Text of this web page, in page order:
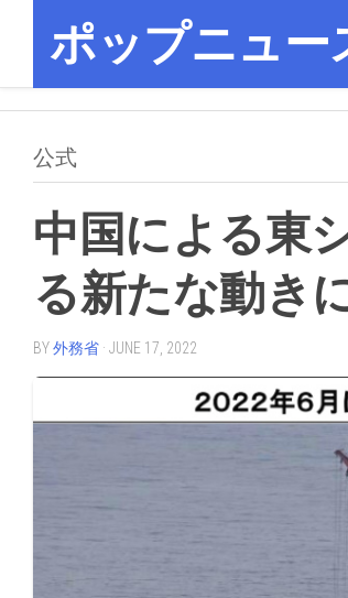
contentポップニュー
公式
中国による東
る新たな動き
BY外務省 · JUNE 17, 2022